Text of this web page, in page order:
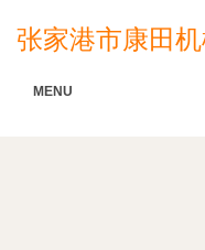
张家港市康田
MENU